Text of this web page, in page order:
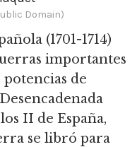
Domain)
(1701-1714)
importantes
de
Desencadenada
II de España,
se libró para